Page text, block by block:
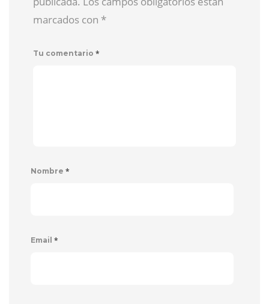
marcados con *
Tu comentario *
Nombre *
Email *